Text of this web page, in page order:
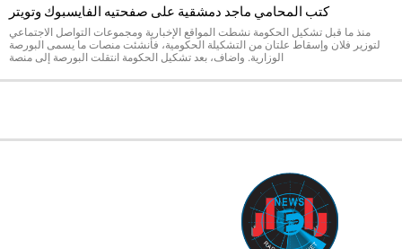
كتب المحامي ماجد دمشقية على صفحتيه الفايسبوك وتويتر
منذ ما قبل تشكيل الحكومة نشطت المواقع الإخبارية ومجموعات التواصل الاجتماعي
لتوزير فلان وإسقاط علتان من التشكيلة الحكومية، فأنشئت منصات ما يسمى البورصة
الوزارية. واضاف، بعد تشكيل الحكومة انتقلت البورصة إلى منصة